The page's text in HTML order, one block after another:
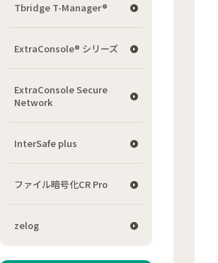
Tbridge T-Manager®
ExtraConsole® シリーズ
ExtraConsole Secure
Network
InterSafe plus
ファイル暗号化CR Pro
zelog